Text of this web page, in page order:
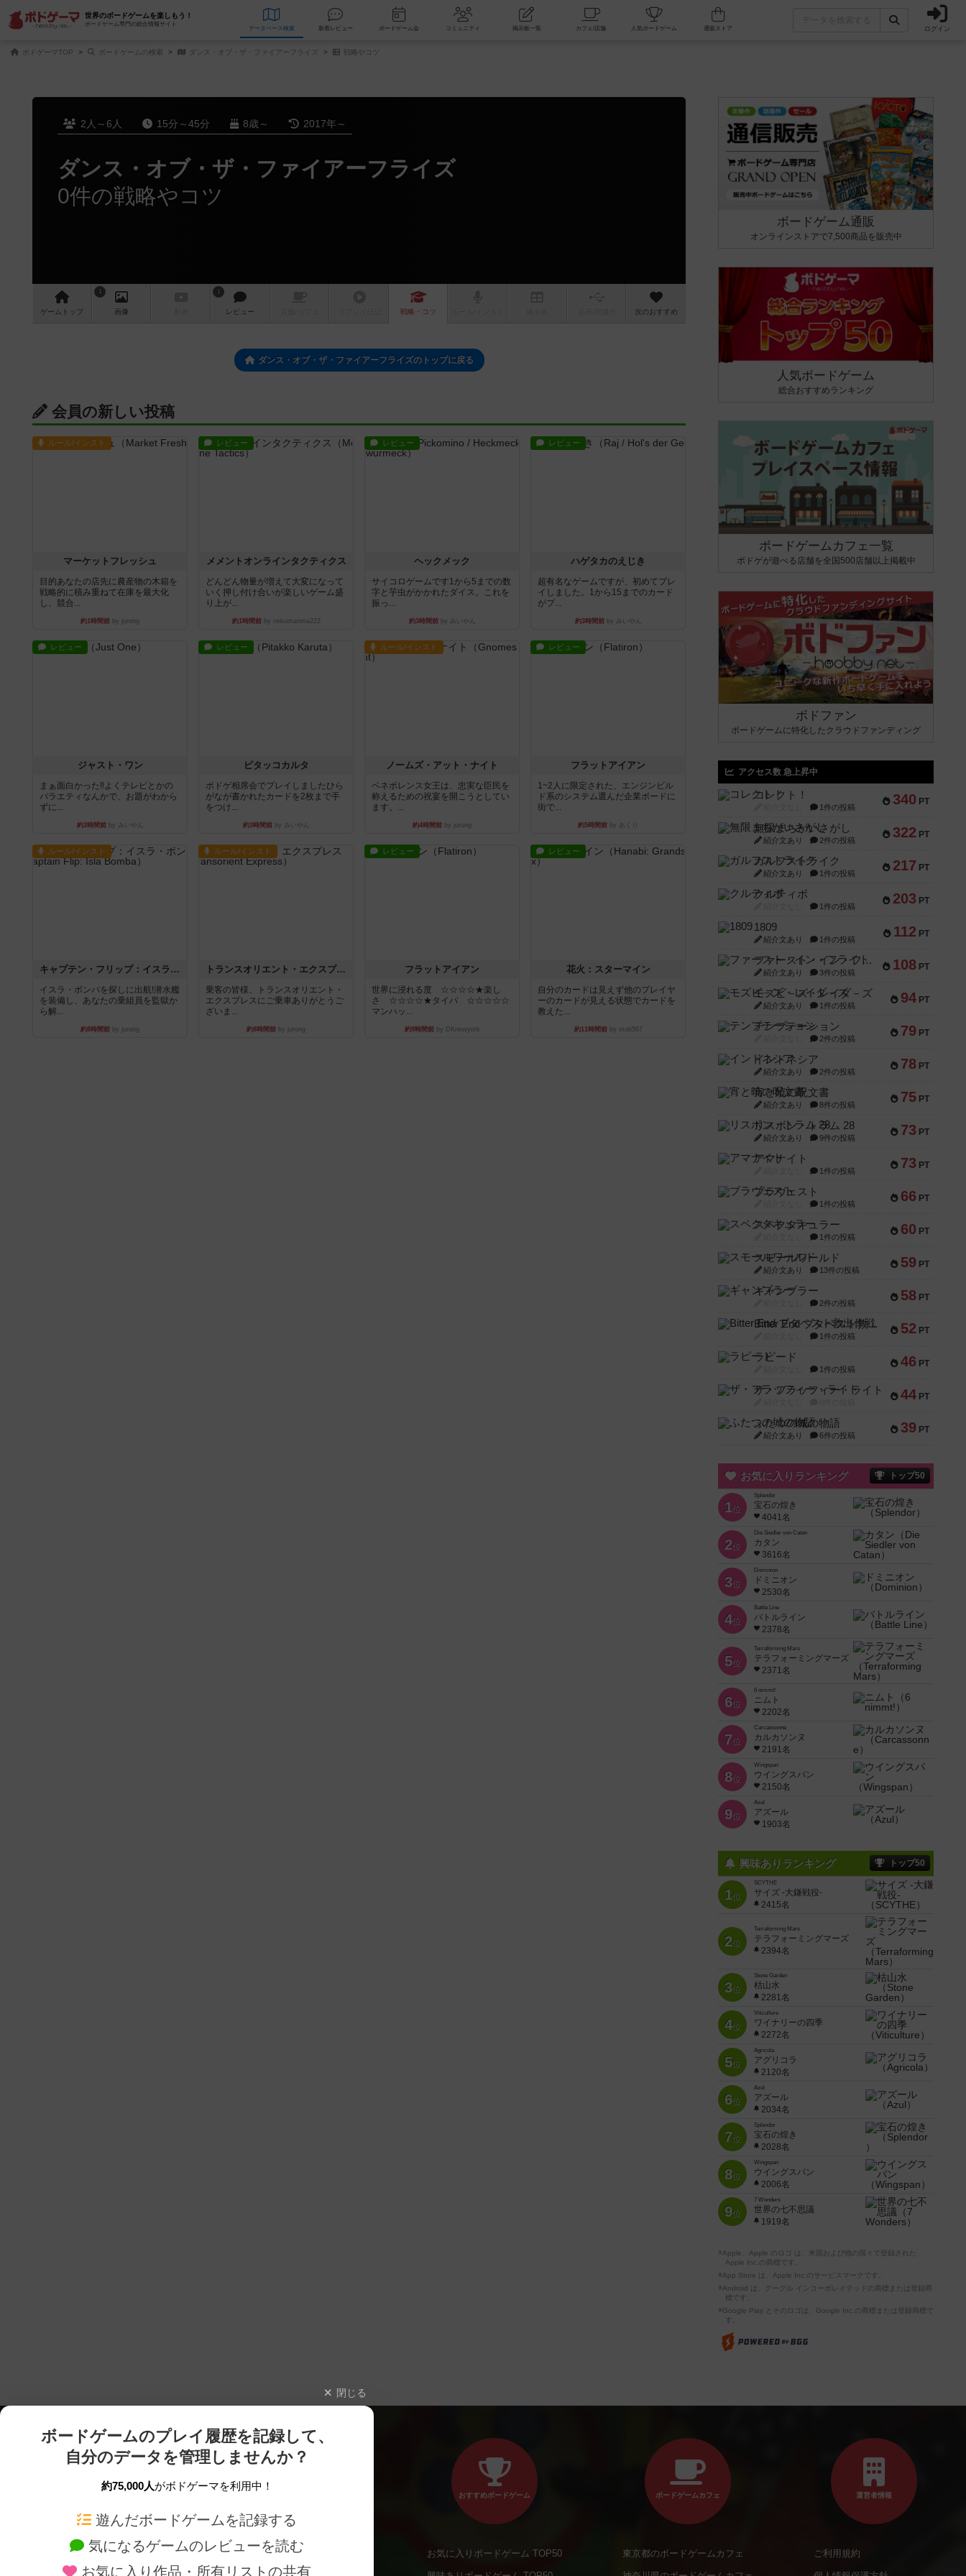
世界のボードゲームを楽しもう！
ボードゲーム専門の総合情報サイト
データベース 検索 新着レビュー ボードゲーム会 コミュニティ 掲示板一覧 カフェ/店舗 人気ボードゲーム ログイン
ボドゲーマTOP ボードゲームの検索 ダンス・オブ・ザ・ファイアーフライズ 戦略やコツ
2人～6人 15分～45分 8歳～ 2017年～
ダンス・オブ・ザ・ファイアーフライズ
0件の戦略やコツ
ゲーム トップ
1
画像
1
レビュー 戦略 ・コツ 次のおすすめ
ダンス・オブ・ザ・ファイアーフライズのトップに戻る
会員の新しい投稿
ルール/インスト
マーケットフレッシュ
目的あなたの店先に農産物の木箱を
戦略的に積み重ねて在庫を最大化
し、競合...
約1時間前 by jurong
レビュー
メメントオンラインタクティクス
どんどん物量が増えて大変になって
いく押し付け合いが楽しいゲーム盛
り上が...
約1時間前by nekomanma222
レビュー
ヘックメック
サイコロゲームです1から5までの数
字と芋虫がかかれたダイス。これを
振っ...
約3時間前by みいやん
レビュー
ハゲタカのえじき
超有名なゲームですが、初めてプレ
イしました。1から15までのカード
がプ...
約3時間前by みいやん
レビュー
ジャスト・ワン
まぁ面白かった‼️よくテレビとかの
バラエティなんかで、お題がわから
ずに...
約3時間前by みいやん
レビュー
ピタッコカルタ
ボドゲ相席会でプレイしましたひら
がなが書かれたカードを2枚まで手
をつけ...
約3時間前by みいやん
ルール/インスト
ノームズ・アット・ナイト
ベネボレンス女王は、忠実な臣民を
称えるための祝宴を開こうとしてい
ます。...
約4時間前 by jurong
レビュー
フラットアイアン
1~2人に限定された、エンジンビル
ド系のシステム選んだ企業ボードに
街で...
約5時間前 by あくり
ルール/インスト
キャプテン・フリップ：イスラ・ボンバ
イスラ・ボンバを探しに出航!潜水艦
を装備し、あなたの乗組員を監獄か
ら解...
約8時間前 by jurong
ルール/インスト
トランスオリエント・エクスプレス
乗客の皆様、トランスオリエント・
エクスプレスにご乗車ありがとうご
ざいま...
約8時間前 by jurong
レビュー
フラットアイアン
世界に浸れる度 ☆☆☆☆★楽し
さ ☆☆☆☆★タイパ ☆☆☆☆☆
マンハッ...
約9時間前by DKnewyork
レビュー
花火：スターマイン
自分のカードは見えず他のプレイヤ
ーのカードが見える状態でカードを
教えた...
約11時間前by mob567
ボードゲーム通販
オンラインストアで7,500商品を販売中
人気ボードゲーム
総合おすすめランキング
ボードゲームカフェ一覧
ボドゲが遊べる店舗を全国500店舗以上掲載中
ボドファン
ボードゲームに特化したクラウドファンディング
アクセス数 急上昇中
340 PT
コレクト！
1件の投稿
322 PT
無限まちがいさがし
紹介文あり 2件の投稿
217 PT
ガルフストライク
紹介文あり 1件の投稿
203 PT
クルティボ
1件の投稿
112 PT
1809
紹介文あり 1件の投稿
108 PT
ファースト・イン・フライト
紹介文あり 3件の投稿
94 PT
モズビ－ズ・レイダ－ズ
紹介文あり 1件の投稿
79 PT
テンプテーション
2件の投稿
78 PT
インドネシア
紹介文あり 2件の投稿
75 PT
宵と暁の呪文書
紹介文あり 8件の投稿
73 PT
リスボン・トラム 28
紹介文あり 9件の投稿
73 PT
アマナイト
1件の投稿
66 PT
ブラヴェスト
1件の投稿
60 PT
スペクタキュラー
1件の投稿
59 PT
スモールワールド
紹介文あり 13件の投稿
58 PT
ギャンブラー
2件の投稿
52 PT
Bitter End ブタペスト救出作戦
1件の投稿
46 PT
ラピード
1件の投稿
44 PT
ザ・フラッフィー・ライト
39 PT
ふたつの城の物語
紹介文あり 6件の投稿
お気に入りランキング トップ50
1位
Splendor
宝石の煌き
4041名
2位
Die Siedler von Catan
カタン
3616名
3位
Dominion
ドミニオン
2530名
4位
Battle Line
バトルライン
2378名
5位
Terraforming Mars
テラフォーミングマーズ
2371名
6位
6 nimmt!
ニムト
2202名
7位
Carcassonne
カルカソンヌ
2191名
8位
Wingspan
ウイングスパン
2150名
9位
Azul
アズール
1903名
興味ありランキング トップ50
1位
SCYTHE
サイズ -大鎌戦役-
2415名
2位
Terraforming Mars
テラフォーミングマーズ
2394名
3位
Stone Garden
枯山水
2281名
4位
Viticulture
ワイナリーの四季
2272名
5位
Agricola
アグリコラ
2120名
6位
Azul
アズール
2034名
7位
Splendor
宝石の煌き
2028名
8位
Wingspan
ウイングスパン
2006名
9位
7 Wonders
世界の七不思議
1919名
※Apple、Apple のロゴ は、米国および他の国々で登録された
Apple Inc.の商標です。
※App Store は、Apple Inc.のサービスマークです。
※Android は、グーグル インコーポレイテッドの商標または登録商
標です。
※Google Play とそのロゴは、Google Inc.の商標または登録商標で
す。
閉じる
ボードゲームのプレイ履歴を記録して、
自分のデータを管理しませんか？
約75,000人がボドゲーマを利用中！
遊んだボードゲームを記録する
気になるゲームのレビューを読む
お気に入り作品・所有リストの共有
ボードゲームを検索する 新作・再入荷情報
おすすめボードゲーム
お気に入りボードゲーム TOP50
ボードゲームカフェ
東京都のボードゲームカフェ
運営者情報
ご利用規約